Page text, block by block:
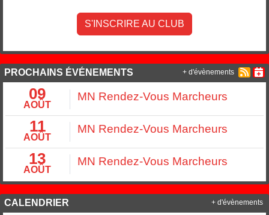
S'INSCRIRE AU CLUB
PROCHAINS ÉVÉNEMENTS
09
AOÛT
MN Rendez-Vous Marcheurs
11
AOÛT
MN Rendez-Vous Marcheurs
13
AOÛT
MN Rendez-Vous Marcheurs
+ d'évènements
CALENDRIER + d'évènements